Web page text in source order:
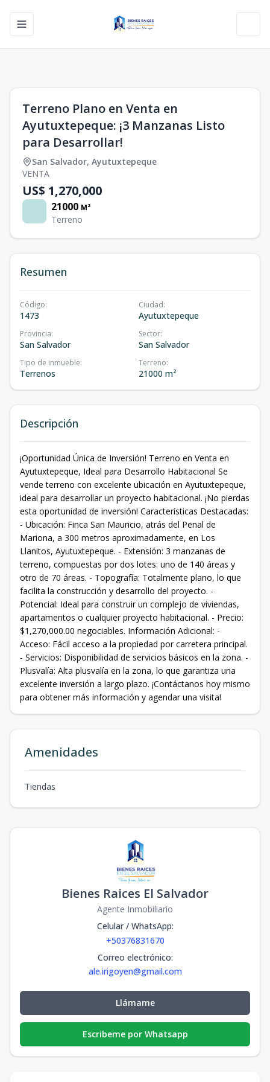
Toggle navigation menu
Terreno Plano en Venta en
Ayutuxtepeque: ¡3 Manzanas Listo
para Desarrollar!
San Salvador, Ayutuxtepeque
VENTA
US$ 1,270,000
21000 M²
Terreno
Resumen
Código:
1473
Ciudad:
Ayutuxtepeque
Provincia:
San Salvador
Sector:
San Salvador
Tipo de inmueble:
Terrenos
Terreno:
21000 m²
Descripción
¡Oportunidad Única de Inversión! Terreno en Venta en
Ayutuxtepeque, Ideal para Desarrollo Habitacional Se
vende terreno con excelente ubicación en Ayutuxtepeque,
ideal para desarrollar un proyecto habitacional. ¡No pierdas
esta oportunidad de inversión! Características Destacadas:
- Ubicación: Finca San Mauricio, atrás del Penal de
Mariona, a 300 metros aproximadamente, en Los
Llanitos, Ayutuxtepeque. - Extensión: 3 manzanas de
terreno, compuestas por dos lotes: uno de 140 áreas y
otro de 70 áreas. - Topografía: Totalmente plano, lo que
facilita la construcción y desarrollo del proyecto. -
Potencial: Ideal para construir un complejo de viviendas,
apartamentos o cualquier proyecto habitacional. - Precio:
$1,270,000.00 negociables. Información Adicional: -
Acceso: Fácil acceso a la propiedad por carretera principal.
- Servicios: Disponibilidad de servicios básicos en la zona. -
Plusvalía: Alta plusvalía en la zona, lo que garantiza una
excelente inversión a largo plazo. ¡Contáctanos hoy mismo
para obtener más información y agendar una visita!
Amenidades
Tiendas
Bienes Raices El Salvador
Agente Inmobiliario
Celular / WhatsApp:
+50376831670
Correo electrónico:
ale.irigoyen@gmail.com
Llámame
Escribeme por Whatsapp